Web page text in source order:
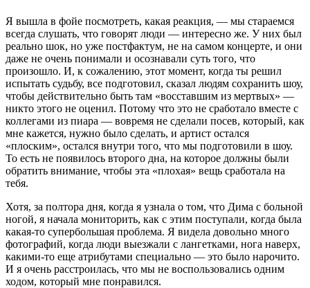
Я вышла в фойе посмотреть, какая реакция, — мы стараемся
всегда слушать, что говорят люди — интересно же. У них был
реально шок, но уже постфактум, не на самом концерте, и они
даже не очень понимали и осознавали суть того, что
произошло. И, к сожалению, этот момент, когда ты решил
испытать судьбу, все подготовил, сказал людям сохранить шоу,
чтобы действительно быть там «восставшим из мертвых» —
никто этого не оценил. Потому что это не сработало вместе с
коллегами из пиара — вовремя не сделали посев, который, как
мне кажется, нужно было сделать, и артист остался
«плоским», остался внутри того, что мы подготовили в шоу.
То есть не появилось второго дна, на которое должны были
обратить внимание, чтобы эта «плохая» вещь сработала на
тебя.
Хотя, за полтора дня, когда я узнала о том, что Дима с больной
ногой, я начала мониторить, как с этим поступали, когда была
какая-то супербольшая проблема. Я видела довольно много
фотографий, когда люди выезжали с лангетками, нога наверх,
какими-то еще атрибутами специально — это было нарочито.
И я очень расстроилась, что мы не воспользовались одним
ходом, который мне понравился.